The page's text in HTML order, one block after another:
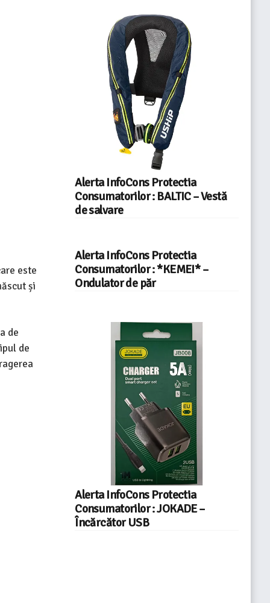
este
și
de
de
Alerta InfoCons Protectia
Consumatorilor : BALTIC – Vestă
de salvare
Alerta InfoCons Protectia
Consumatorilor : *KEMEI* –
Ondulator de păr
Alerta InfoCons Protectia
Consumatorilor : JOKADE –
Încărcător USB